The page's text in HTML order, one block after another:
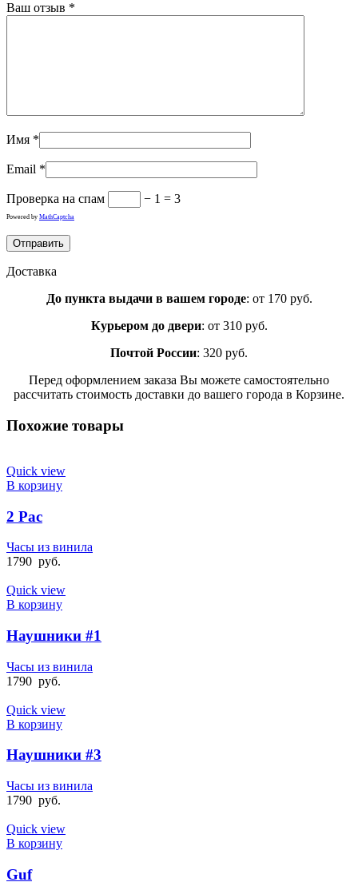
Ваш отзыв *
Имя *
Email *
Проверка на спам − 1 = 3
Powered by MathCaptcha
Доставка
До пункта выдачи в вашем городе: от 170 руб.
Курьером до двери: от 310 руб.
Почтой России: 320 руб.
Перед оформлением заказа Вы можете самостоятельно
рассчитать стоимость доставки до вашего города в Корзине.
Похожие товары
Quick view
В корзину
2 Pac
Часы из винила
1790 руб.
Quick view
В корзину
Наушники #1
Часы из винила
1790 руб.
Quick view
В корзину
Наушники #3
Часы из винила
1790 руб.
Quick view
В корзину
Guf